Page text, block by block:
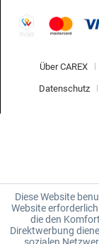
Über CAREX
Datenschutz
Diese Website
Website
die den
Direktwerbung